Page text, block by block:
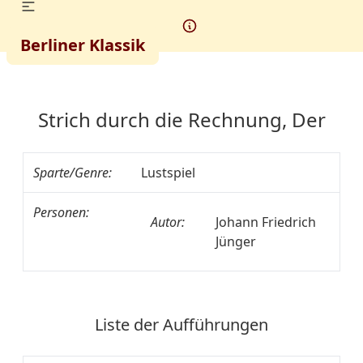
Berliner Klassik
Strich durch die Rechnung, Der
Sparte/Genre: Lustspiel
Personen:
Autor:
Johann Friedrich
Jünger
Liste der Aufführungen